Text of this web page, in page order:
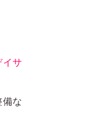
イサ
備な